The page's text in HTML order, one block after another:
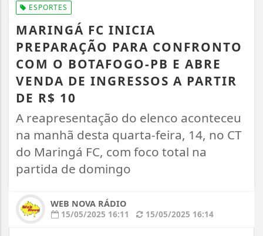
ESPORTES
MARINGÁ FC INICIA
PREPARAÇÃO PARA CONFRONTO
COM O BOTAFOGO-PB E ABRE
VENDA DE INGRESSOS A PARTIR
DE R$ 10
A reapresentação do elenco aconteceu
na manhã desta quarta-feira, 14, no CT
do Maringá FC, com foco total na
partida de domingo
WEB NOVA RÁDIO
15/05/2025 16:11
15/05/2025 16:14